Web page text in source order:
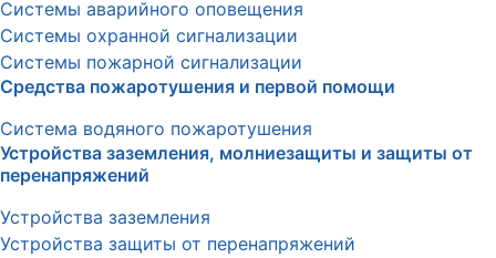
Системы аварийного оповещения
Системы охранной сигнализации
Системы пожарной сигнализации
Средства пожаротушения и первой помощи
Система водяного пожаротушения
Устройства заземления, молниезащиты и защиты от
перенапряжений
Устройства заземления
Устройства защиты от перенапряжений